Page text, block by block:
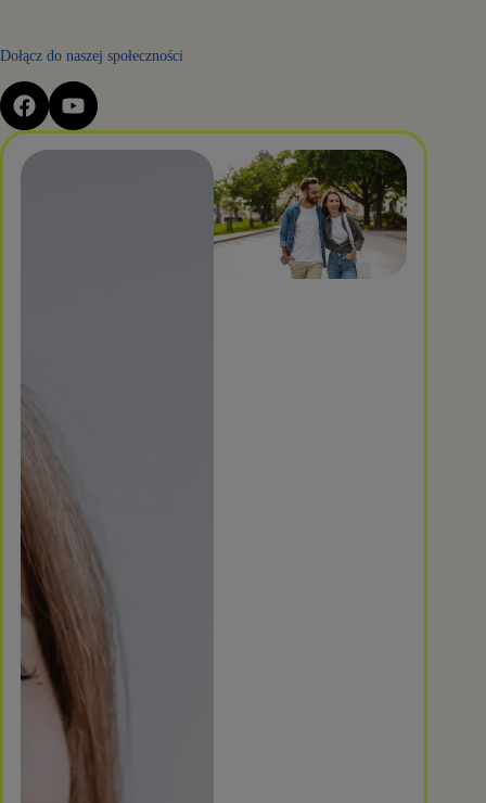
Dołącz do naszej społeczności